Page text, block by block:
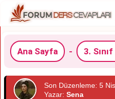
Ana Sayfa - 3.
Son Düzenleme: 5
Yazar: Sena